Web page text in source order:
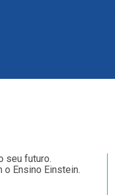
seu futuro.
o Ensino Einstein.